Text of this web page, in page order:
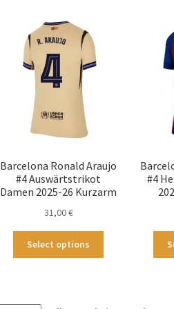
Barcelona Ronald Araujo
#4 Auswärtstrikot
Damen 2025-26 Kurzarm
31,00€
Select options
#4